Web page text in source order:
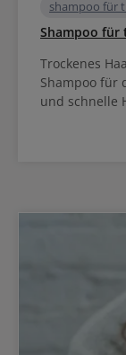
shampoo für
Shampoo für
Trockenes
Shampoo für
und schnelle